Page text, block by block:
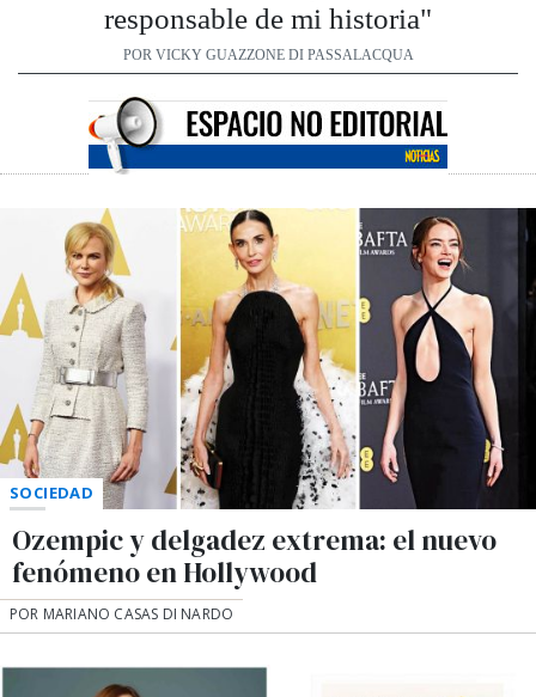
responsable de mi historia"
POR VICKY GUAZZONE DI PASSALACQUA
SOCIEDAD
Ozempic y delgadez extrema: el nuevo
fenómeno en Hollywood
POR MARIANO CASAS DI NARDO